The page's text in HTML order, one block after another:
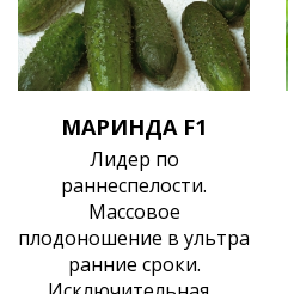
МАРИНДА F1
Лидер по
раннеспелости.
Массовое
плодоношение в ультра
ранние сроки.